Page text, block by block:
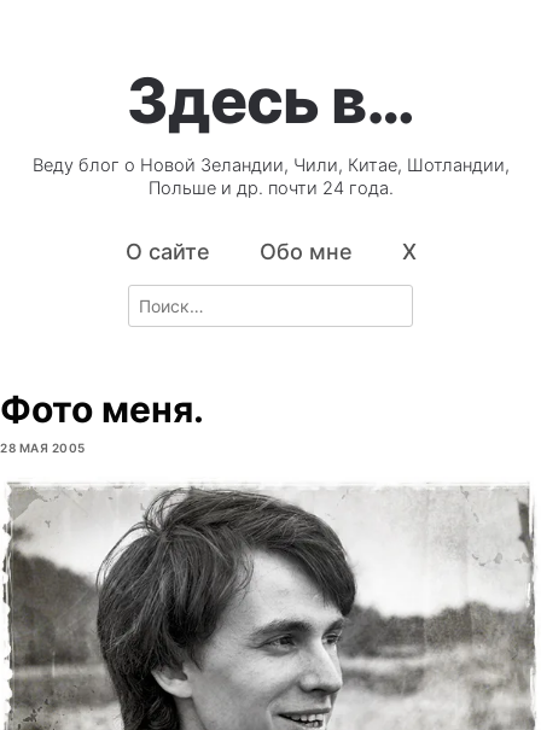
Здесь в…
Веду блог о Новой Зеландии, Чили, Китае, Шотландии,
Польше и др. почти 24 года.
О сайте Обо мне X
Search
for:
Фото меня.
28 МАЯ 2005